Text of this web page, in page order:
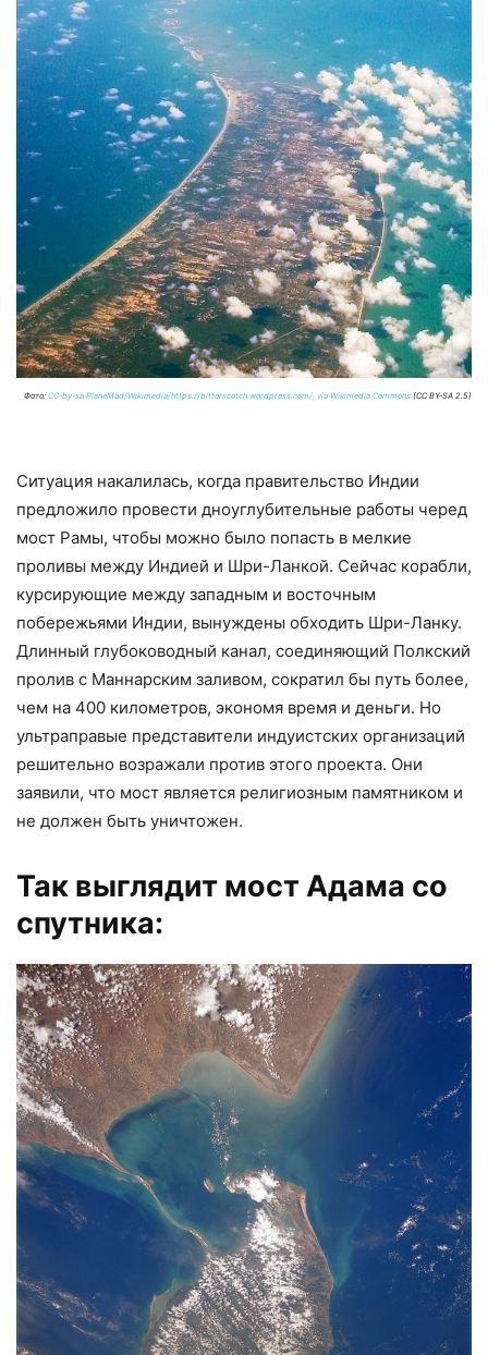
Фото: CC-by-sa PlaneMad/Wikimedia/https://bitterscotch.wordpress.com/, via Wikimedia Commons (CC BY-SA 2.5)
Ситуация накалилась, когда правительство Индии
предложило провести дноуглубительные работы черед
мост Рамы, чтобы можно было попасть в мелкие
проливы между Индией и Шри-Ланкой. Сейчас корабли,
курсирующие между западным и восточным
побережьями Индии, вынуждены обходить Шри-Ланку.
Длинный глубоководный канал, соединяющий Полкский
пролив с Маннарским заливом, сократил бы путь более,
чем на 400 километров, экономя время и деньги. Но
ультраправые представители индуистских организаций
решительно возражали против этого проекта. Они
заявили, что мост является религиозным памятником и
не должен быть уничтожен.
Так выглядит мост Адама со
спутника: